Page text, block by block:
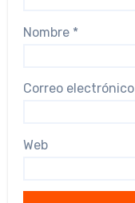
Nombre *
Correo electrónico
Web